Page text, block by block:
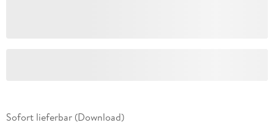
Sofort lieferbar (Download)